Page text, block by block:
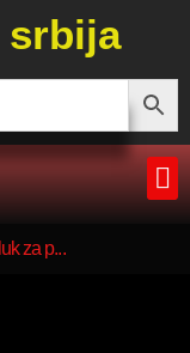
srbija
za p...